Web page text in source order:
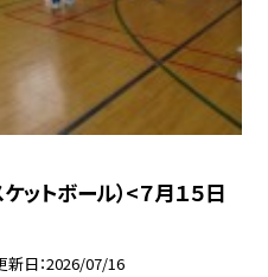
ットボール）<７月１５日
新日 2026/07/16